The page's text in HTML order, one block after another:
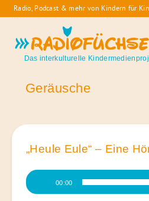
Skip
to
Radio, Podcast & mehr von Kindern für
Radiofüchse
Das interkulturelle
Geräusche
„Heule Eule“ – Eine
Audio-
Player
00:00